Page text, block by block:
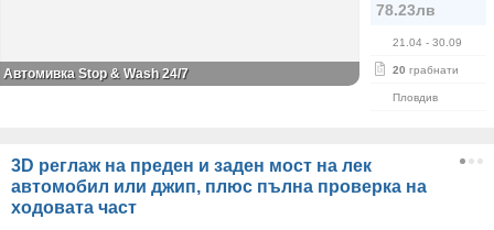
78.23лв
21.04 - 30.09
20 грабнати
Пловдив
Автомивка Stop & Wash 24/7
3D реглаж на преден и заден мост на лек
автомобил или джип, плюс пълна проверка на
ходовата част